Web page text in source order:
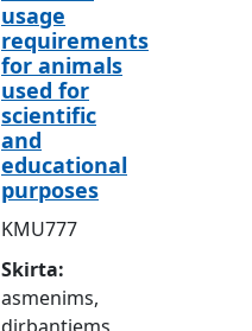
usage
requirements
for animals
used for
scientific
and
educational
purposes
KMU777
Skirta
asmenims,